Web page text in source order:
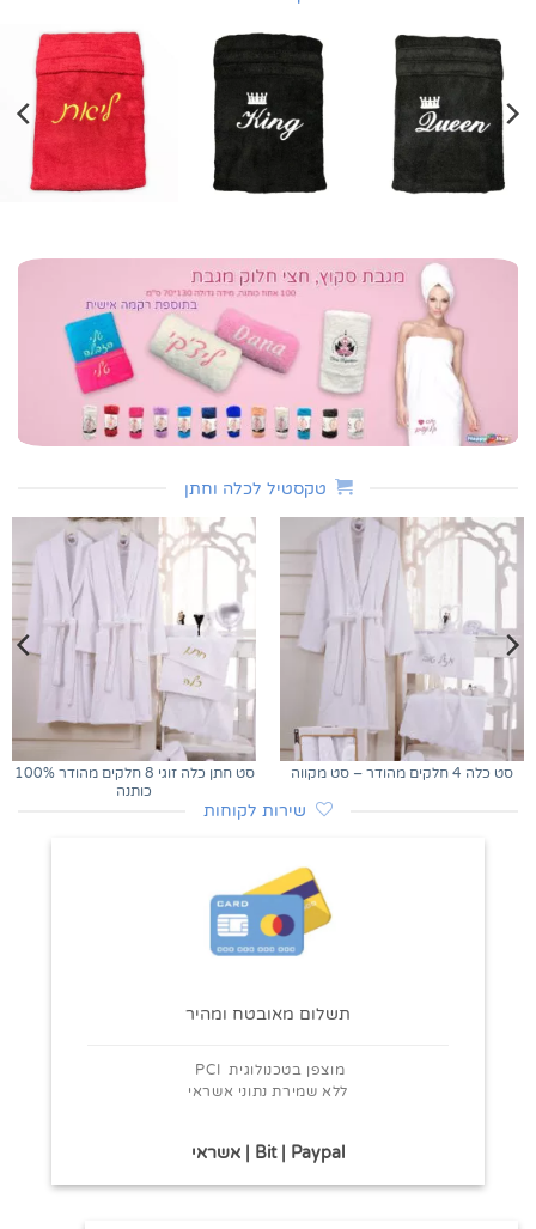
טקסטיל לכלה וחתן
סט כלה 4 חלקים מהודר – סט מקווה
סט חתן כלה זוגי 8 חלקים מהודר 100%
כותנה
שירות לקוחות
תשלום מאובטח ומהיר
מוצפן בטכנולוגית PCI
ללא שמירת נתוני אשראי
Bit | Paypal | אשראי